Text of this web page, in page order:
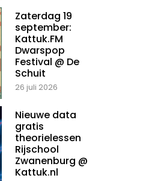
Zaterdag 19
september:
Kattuk.FM
Dwarspop
Festival @ De
Schuit
26 juli 2026
Nieuwe data
gratis
theorielessen
Rijschool
Zwanenburg @
Kattuk.nl